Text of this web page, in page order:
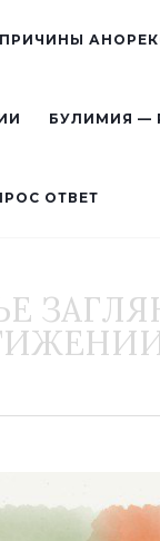
ПРИЧИНЫ
БУЛИМИЯ —
ОТВЕТ